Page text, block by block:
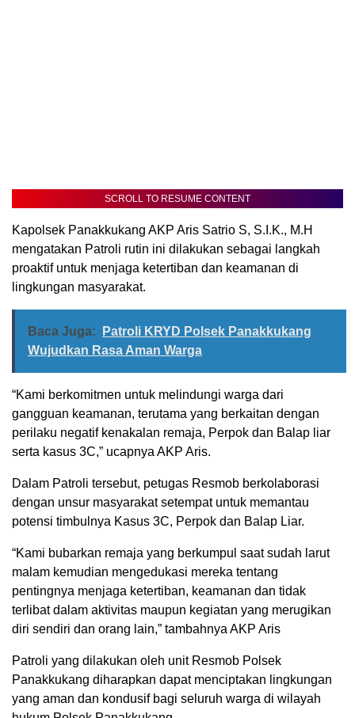
SCROLL TO RESUME CONTENT
Kapolsek Panakkukang AKP Aris Satrio S, S.I.K., M.H
mengatakan Patroli rutin ini dilakukan sebagai langkah
proaktif untuk menjaga ketertiban dan keamanan di
lingkungan masyarakat.
Baca Juga:
Patroli KRYD Polsek Panakkukang
Wujudkan Rasa Aman Warga
“Kami berkomitmen untuk melindungi warga dari
gangguan keamanan, terutama yang berkaitan dengan
perilaku negatif kenakalan remaja, Perpok dan Balap liar
serta kasus 3C,” ucapnya AKP Aris.
Dalam Patroli tersebut, petugas Resmob berkolaborasi
dengan unsur masyarakat setempat untuk memantau
potensi timbulnya Kasus 3C, Perpok dan Balap Liar.
“Kami bubarkan remaja yang berkumpul saat sudah larut
malam kemudian mengedukasi mereka tentang
pentingnya menjaga ketertiban, keamanan dan tidak
terlibat dalam aktivitas maupun kegiatan yang merugikan
diri sendiri dan orang lain,” tambahnya AKP Aris
Patroli yang dilakukan oleh unit Resmob Polsek
Panakkukang diharapkan dapat menciptakan lingkungan
yang aman dan kondusif bagi seluruh warga di wilayah